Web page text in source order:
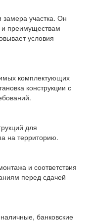
участка. Он
и преимуществам
условия
комплектующих
конструкции с
для
на территорию.
и соответствия
перед сдачей
банковские